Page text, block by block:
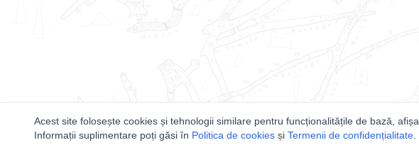
Acest site folosește cookies și tehnologii similare pentru funcționalitățile de bază,
Informații suplimentare poți găsi în Politica de cookies și Termenii de confidențialitate